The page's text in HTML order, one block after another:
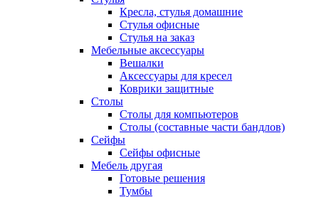
Кресла, стулья домашние
Стулья офисные
Стулья на заказ
Мебельные аксессуары
Вешалки
Аксессуары для кресел
Коврики защитные
Столы
Столы для компьютеров
Столы (составные части бандлов)
Сейфы
Сейфы офисные
Мебель другая
Готовые решения
Тумбы